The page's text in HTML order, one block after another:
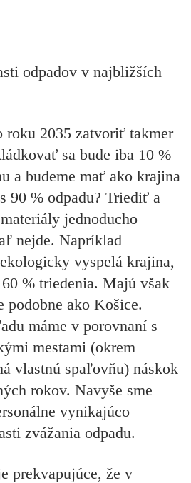
odpadov v najbližších
roku 2035 zatvoriť takmer
sa bude iba 10 %
a budeme mať ako krajina
90 % odpadu? Triediť a
jednoducho
nejde. Napríklad
vyspelá krajina,
% triedenia. Majú však
podobne ako Košice.
máme v porovnaní s
mestami (okrem
vlastnú spaľovňu) náskok
rokov. Navyše sme
vynikajúco
zvážania odpadu.
prekvapujúce, že v